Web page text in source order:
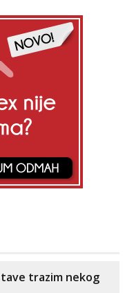
trazim nekog